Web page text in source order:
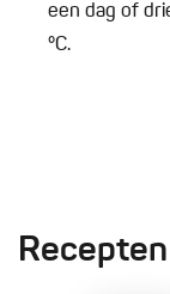
een dag of
°C.